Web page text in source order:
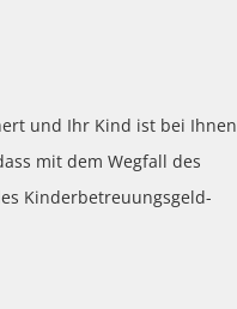
und Ihr Kind ist bei Ihnen
mit dem Wegfall des
Kinderbetreuungsgeld-